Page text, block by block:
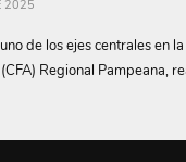
2025
de los ejes centrales en
Regional Pampeana,